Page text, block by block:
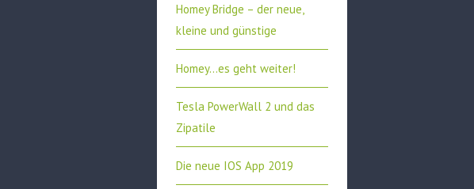
Homey Bridge – der neue,
kleine und günstige
Homey…es geht weiter!
Tesla PowerWall 2 und das
Zipatile
Die neue IOS App 2019